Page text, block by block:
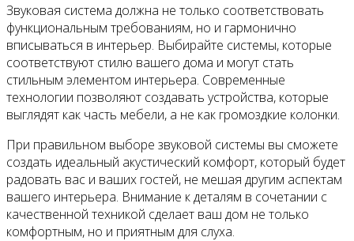
Звуковая система должна не только соответствовать
функциональным требованиям, но и гармонично
вписываться в интерьер. Выбирайте системы, которые
соответствуют стилю вашего дома и могут стать
стильным элементом интерьера. Современные
технологии позволяют создавать устройства, которые
выглядят как часть мебели, а не как громоздкие колонки.
При правильном выборе звуковой системы вы сможете
создать идеальный акустический комфорт, который будет
радовать вас и ваших гостей, не мешая другим аспектам
вашего интерьера. Внимание к деталям в сочетании с
качественной техникой сделает ваш дом не только
комфортным, но и приятным для слуха.